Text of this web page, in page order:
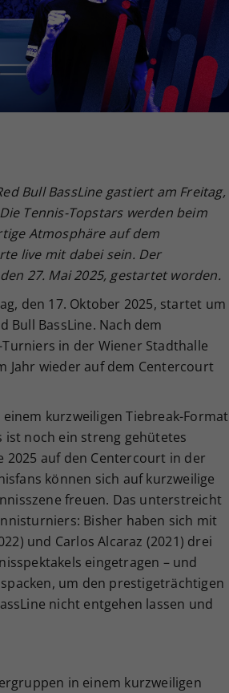
Bull BassLine gastiert am Freitag,
Tennis-Topstars werden beim
Atmosphäre auf dem
live mit dabei sein. Der
27. Mai 2025, gestartet worden.
den 17. Oktober 2025, startet um
Bull BassLine. Nach dem
in der Wiener Stadthalle
Jahr wieder auf dem Centercourt
kurzweiligen Tiebreak-Format
noch ein streng gehütetes
2025 auf den Centercourt in der
können sich auf kurzweilige
freuen. Das unterstreicht
Bisher haben sich mit
und Carlos Alcaraz (2021) drei
eingetragen – und
um den prestigeträchtigen
nicht entgehen lassen und
in einem kurzweiligen
vorgenommen Einstellungen, falls der
Betreiber dies eingestellt hat.